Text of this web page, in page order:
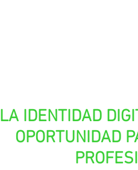
LA IDENTIDAD
OPORTUNIDAD